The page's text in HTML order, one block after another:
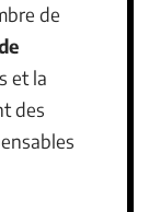
de
et la
des